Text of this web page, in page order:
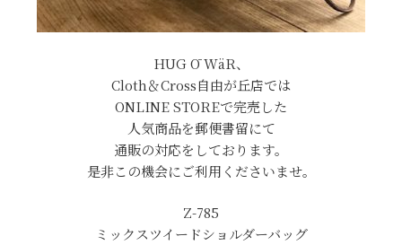
HUG Ō WäR、
Cloth＆Cross自由が丘店では
ONLINE STOREで完売した
人気商品を郵便書留にて
通販の対応をしております。
是非この機会にご利用くださいませ。
Z-785
ミックスツイードショルダーバッグ